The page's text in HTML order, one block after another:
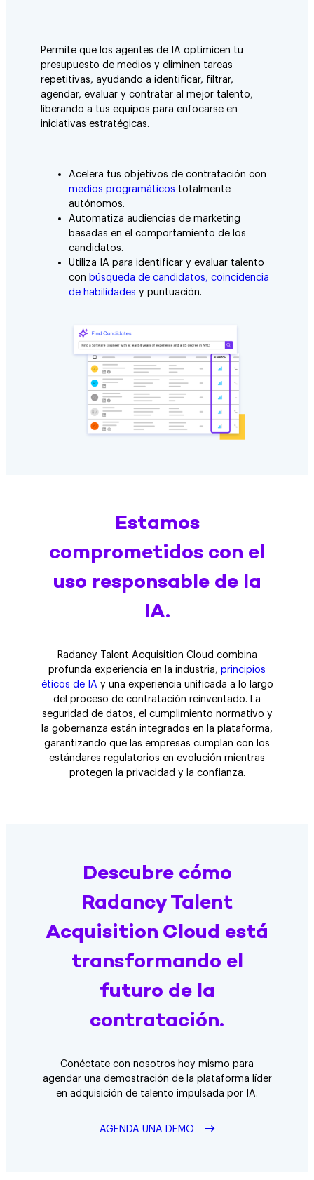
Permite que los agentes de IA optimicen tu
presupuesto de medios y eliminen tareas
repetitivas, ayudando a identificar, filtrar,
agendar, evaluar y contratar al mejor talento,
liberando a tus equipos para enfocarse en
iniciativas estratégicas.
Acelera tus objetivos de contratación con
medios programáticos totalmente
autónomos.
Automatiza audiencias de marketing
basadas en el comportamiento de los
candidatos.
Utiliza IA para identificar y evaluar talento
con búsqueda de candidatos, coincidencia
de habilidades y puntuación.
Estamos
comprometidos con el
uso responsable de la
IA.
Radancy Talent Acquisition Cloud combina
profunda experiencia en la industria, principios
éticos de IA y una experiencia unificada a lo largo
del proceso de contratación reinventado. La
seguridad de datos, el cumplimiento normativo y
la gobernanza están integrados en la plataforma,
garantizando que las empresas cumplan con los
estándares regulatorios en evolución mientras
protegen la privacidad y la confianza.
Descubre cómo
Radancy Talent
Acquisition Cloud está
transformando el
futuro de la
contratación.
Conéctate con nosotros hoy mismo para
agendar una demostración de la plataforma líder
en adquisición de talento impulsada por IA.
AGENDA UNA DEMO